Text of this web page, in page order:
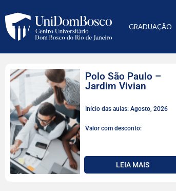
GRADUAÇÃO
Polo São Paulo –
Jardim Vivian
Início das aulas: Agosto, 2026
Valor com desconto:
LEIA MAIS